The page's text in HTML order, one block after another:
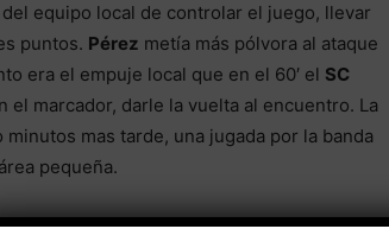
equipo local de controlar el juego, llevar
puntos. Pérez metía más pólvora al ataque
era el empuje local que en el 60′ el SC
marcador, darle la vuelta al encuentro. La
minutos mas tarde, una jugada por la banda
pequeña.